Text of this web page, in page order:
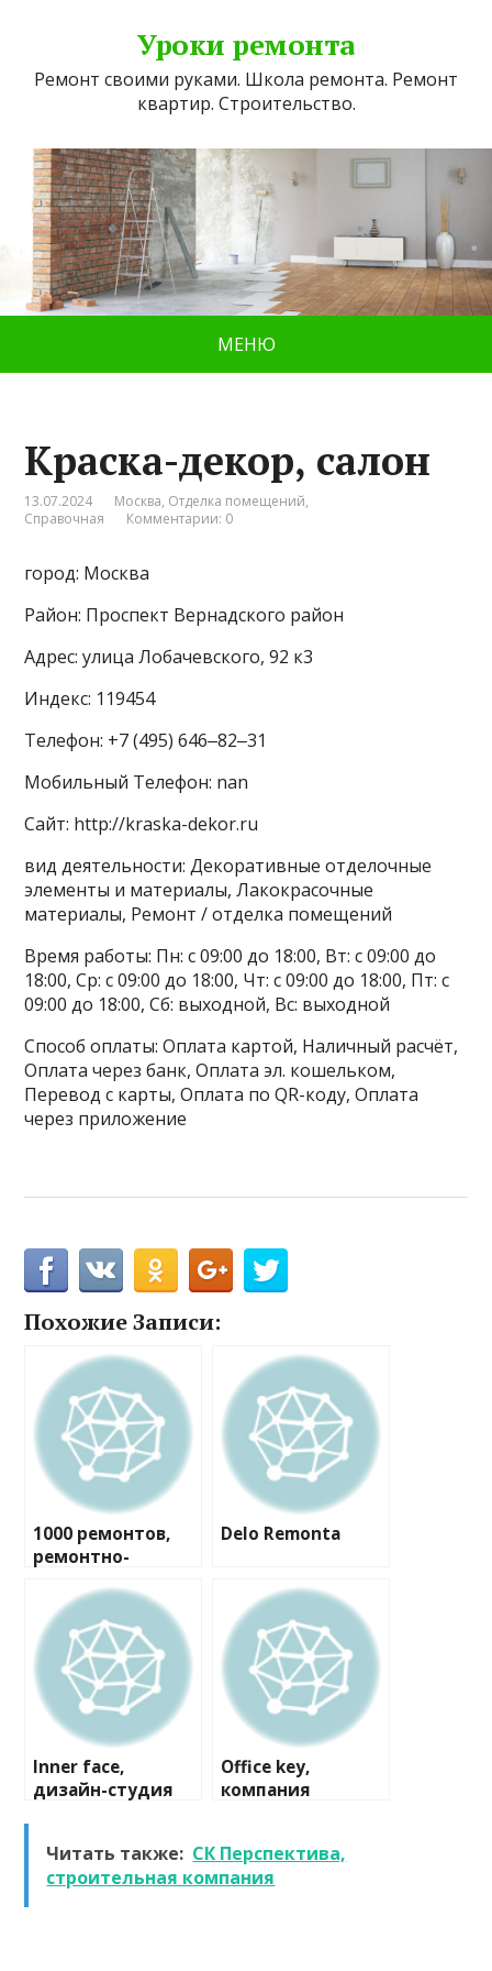
Уроки ремонта
Ремонт своими руками. Школа ремонта. Ремонт
квартир. Строительство.
МЕНЮ
Краска-декор, салон
13.07.2024 Москва, Отделка помещений,
Справочная
Комментарии: 0
город: Москва
Район: Проспект Вернадского район
Адрес: улица Лобачевского, 92 к3
Индекс: 119454
Телефон: +7 (495) 646‒82‒31
Мобильный Телефон: nan
Сайт: http://kraska-dekor.ru
вид деятельности: Декоративные отделочные
элементы и материалы, Лакокрасочные
материалы, Ремонт / отделка помещений
Время работы: Пн: с 09:00 до 18:00, Вт: с 09:00 до
18:00, Ср: с 09:00 до 18:00, Чт: с 09:00 до 18:00, Пт: с
09:00 до 18:00, Сб: выходной, Вс: выходной
Способ оплаты: Оплата картой, Наличный расчёт,
Оплата через банк, Оплата эл. кошельком,
Перевод с карты, Оплата по QR-коду, Оплата
через приложение
Похожие Записи:
1000 ремонтов,
ремонтно-
компания
Delo Remonta
Inner face,
дизайн-студия
Office key,
компания
Читать также: СК Перспектива,
строительная компания